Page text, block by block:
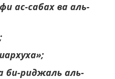
ас-сабах ва аль-
би-риджаль аль-